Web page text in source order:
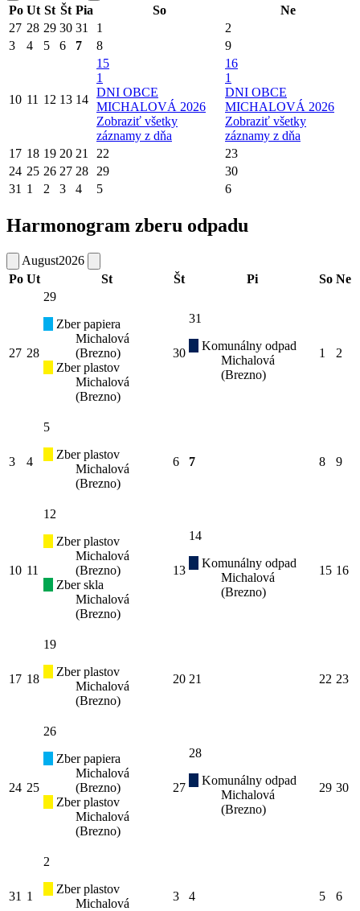
Po Ut St Št Pia So
Ne
27 28 29 30 31 1
2
3
4 5 6 7 8 9
10 11 12 13 14
15
1
DNI OBCE
MICHALOVÁ 2026
Zobraziť všetky
záznamy z dňa
16
1
DNI OBCE
MICHALOVÁ 2026
Zobraziť všetky
záznamy z dňa
17 18 19 20 21 22
23
24 25 26 27 28 29
30
31 1 2 3 4 5 6
Harmonogram zberu odpadu
August2026
Po Ut St Št Pi So Ne
27 28
29
Zber papiera
Michalová
(Brezno)
Zber plastov
Michalová
(Brezno)
30
31
Komunálny odpad
Michalová
(Brezno)
1 2
3 4
5
Zber plastov
Michalová
(Brezno)
6 7 8 9
10 11
12
Zber plastov
Michalová
(Brezno)
Zber skla
Michalová
(Brezno)
13
14
Komunálny odpad
Michalová
(Brezno)
15 16
17 18
19
Zber plastov
Michalová
(Brezno)
20 21 22 23
24 25
26
Zber papiera
Michalová
(Brezno)
Zber plastov
Michalová
(Brezno)
27
28
Komunálny odpad
Michalová
(Brezno)
29 30
31 1
2
Zber plastov
Michalová
3 4 5 6